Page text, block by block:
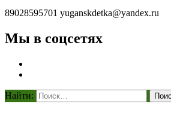
89028595701 yuganskdetka@yandex.ru
Мы в соцсетях
Найти: